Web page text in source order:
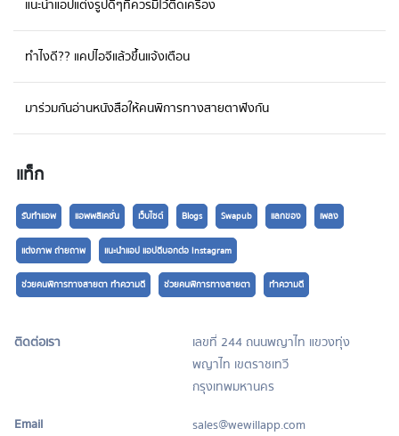
นำไปใช้งานเพื่อ “เช็คความพอดีก่อนซื้อ” กันแล้ว คือเวลาที่เราอยากจะซื้ออะไร ก็
ระบุรายละเอียดของสิ่งที่เราต้องการ และราคาของที่ต้องการซื้อกันก่อนค่ะ จากนั้น
ก็มาเช็คความพอดีของตัวเราเอง โดยการพิจารณาผ่านหลักเกณฑ์ 3 ห่วง 2 เงื่อนไข
ด้วยสัญลักษณ์ตัวการ์ตูน น่ารักๆ พร้อมคำประเมินอีกที ว่าเราควรซื้อจริงๆหรือไม่
กระตุกต่อมความพอดีในตัวเราได้ด้วย อ้อ.. ลืมบอกไปค่ะว่าผู้ที่ดาวน์โหลดแอพพลิ
เคชั่น “พอดี” มาใช้ ก็จะได้บุญไปด้วยนะค๊า เพราะทุก 1 ดาวน์โหลด จะมีค่าเท่ากับ 1
บาท ซึ่งจะบริจาคสมทบกับมูลนิธิชัยพัฒนาอีกด้วย นอกจากตัวเองจะมีความสุขแล้ว
ยังได้แบ่งปันความสุขด้วย หืมม..ดีต่อใจที่สุดด Download : ติดตามรายละเอียด
เพิ่มเติมได้ที่ www.sukeecompany.com และ FB: sukeecompany
แนะนำแอปแต่งรูปดีๆที่ควรมีไว้ติดเครื่อง
ทำไงดี?? แคปไอจีแล้วขึ้นแจ้งเตือน
มาร่วมกันอ่านหนังสือให้คนพิการทางสายตาฟังกัน
แท็ก
รับทำแอพ แอพพลิเคชั่น เว็บไซต์ Blogs Swapub แลกของ เพลง
แต่งภาพ ถ่ายถาพ แนะนำแอป แอปดีบอกต่อ Instagram
ช่วยคนพิการทางสายตา ทำความดี ช่วยคนพิการทางสายตา ทำความดี
ติดต่อเรา
เลขที่ 244 ถนนพญาไท แขวงทุ่ง
พญาไท เขตราชเทวี
กรุงเทพมหานคร
Email
sales@wewillapp.com